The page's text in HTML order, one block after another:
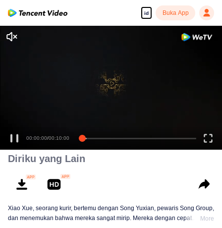
id Buka App
00:00:00/00:10:00
Diriku yang Lain
Xiao Xue, seorang kurir, bertemu dengan Song Yuxian, pewaris Song Group,
dan menemukan bahwa mereka sangat mirip. Mereka dengan cepat
More